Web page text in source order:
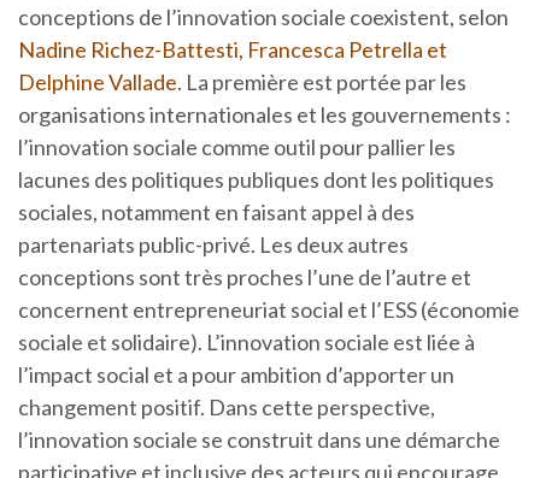
conceptions de l’innovation sociale coexistent, selon
Nadine Richez-Battesti, Francesca Petrella et
Delphine Vallade. La première est portée par les
organisations internationales et les gouvernements :
l’innovation sociale comme outil pour pallier les
lacunes des politiques publiques dont les politiques
sociales, notamment en faisant appel à des
partenariats public-privé. Les deux autres
conceptions sont très proches l’une de l’autre et
concernent entrepreneuriat social et l’ESS (économie
sociale et solidaire). L’innovation sociale est liée à
l’impact social et a pour ambition d’apporter un
changement positif. Dans cette perspective,
l’innovation sociale se construit dans une démarche
participative et inclusive des acteurs qui encourage